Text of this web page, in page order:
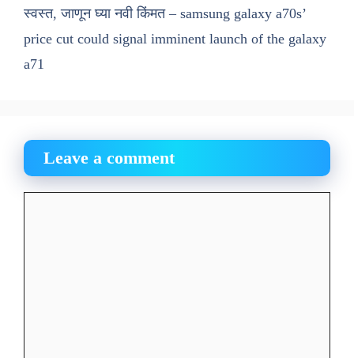
स्वस्त, जाणून घ्या नवी किंमत – samsung galaxy a70s’
price cut could signal imminent launch of the galaxy
a71
Leave a comment